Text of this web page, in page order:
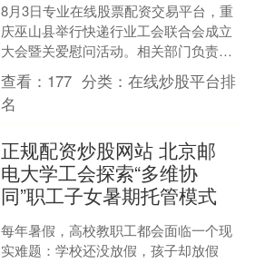
8月3日专业在线股票配资交易平台，重
庆巫山县举行快递行业工会联合会成立
大会暨关爱慰问活动。相关部门负责同
志及快递行业会员代表50余人参加。 活
动现场，重庆市邮政....
查看： 177 分类：在线炒股平台排
名
正规配资炒股网站 北京邮
电大学工会探索“多维协
同”职工子女暑期托管模式
每年暑假，高校教职工都会面临一个现
实难题：学校还没放假，孩子却放假